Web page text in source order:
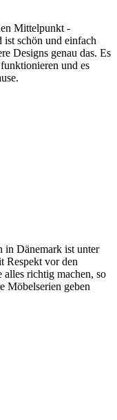
Mittelpunkt -
ist schön und einfach
Designs genau das. Es
und es
in Dänemark ist unter
Respekt vor den
richtig machen, so
Möbelserien geben